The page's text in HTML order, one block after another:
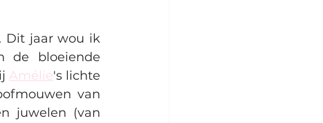
Dit jaar wou ik
de bloeiende
Amélie's lichte
van
juwelen (van